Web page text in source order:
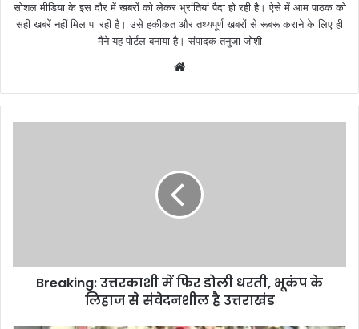
सोशल मीडिया के इस दौर में खबरों को लेकर भ्रांतियां पैदा हो रही है। ऐसे में आम पाठक को
सही खबरें नहीं मिल पा रही है। उसे हकीकत और तथ्यपूर्ण खबरों से रूबरू कराने के लिए ही
मैंने यह पोर्टल बनाया है। संपादक तनुजा जोशी
b
s
Breaking: उत्तरकाशी में फिर डोली धरती, भूकंप के
लिहाज से संवेदनशील है उत्तराखंड